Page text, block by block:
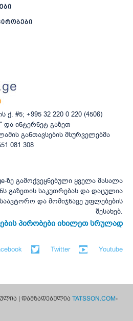
#5; +995 32 220 0 220 (4506)
და ინტერნეტ გაზეთ
განთავსების მსურველებმა
081 308
ზე გამოქვეყნებული ყველა მასალა
გაზეთის საკუთრებას და დაცულია
და მომიჯნავე უფლებების
შესახებ.
პირობები იხილეთ სრულად
Twitter Youtube
| დამზადებულია TATSSON.COM-